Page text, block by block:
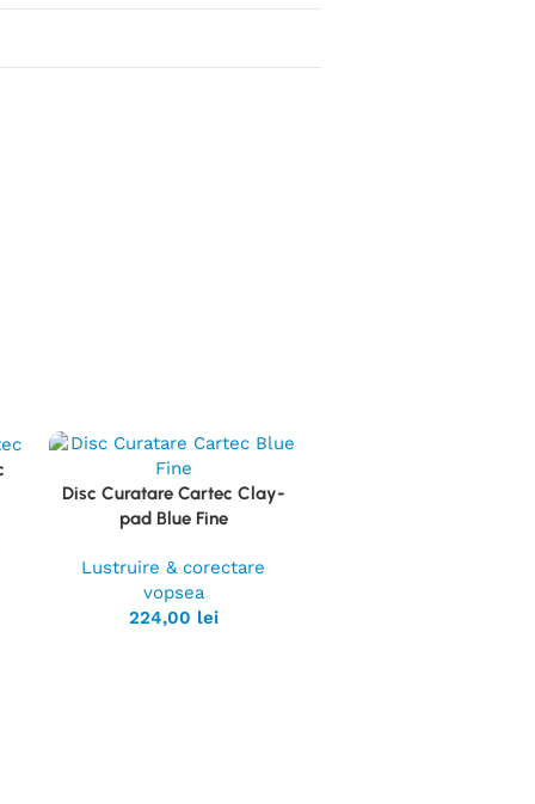
Vezi
Produsul
Disc Curatare Cartec Clay-
pad Blue Fine
Lustruire & corectare
vopsea
224,00 lei